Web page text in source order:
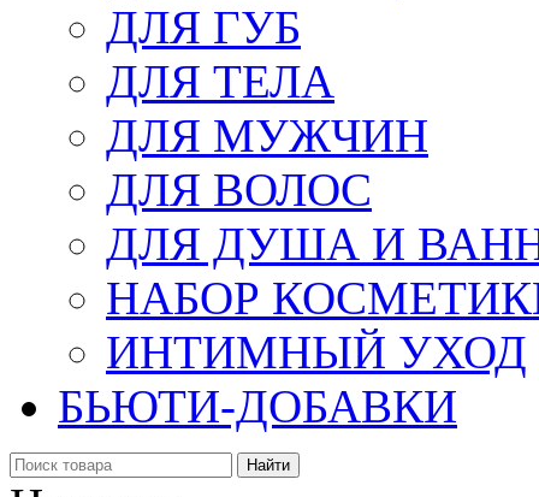
ДЛЯ ГУБ
ДЛЯ ТЕЛА
ДЛЯ МУЖЧИН
ДЛЯ ВОЛОС
ДЛЯ ДУША И
НАБОР
ИНТИМНЫЙ УХОД
БЬЮТИ-ДОБАВКИ
Найти